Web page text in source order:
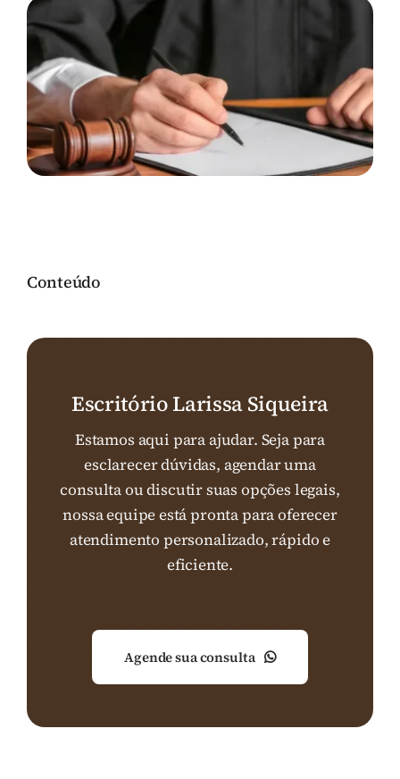
Conteúdo
Escritório Larissa Siqueira
Estamos aqui para ajudar. Seja para
esclarecer dúvidas, agendar uma
consulta ou discutir suas opções legais,
nossa equipe está pronta para oferecer
atendimento personalizado, rápido e
eficiente.
Agende sua consulta